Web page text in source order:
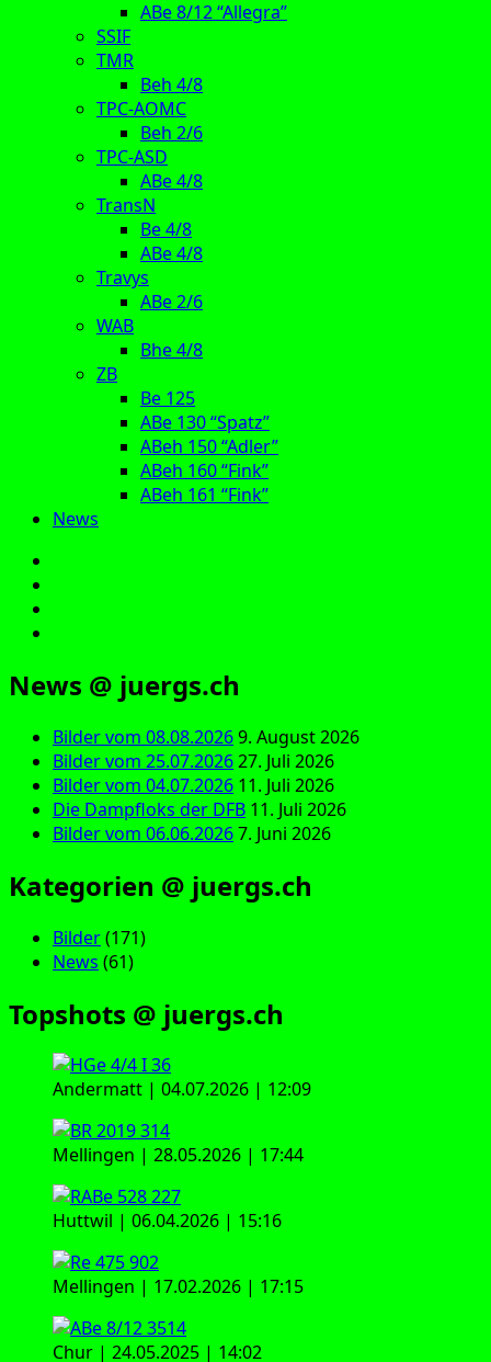
ABe 8/12 “Allegra”
SSIF
TMR
Beh 4/8
TPC-AOMC
Beh 2/6
TPC-ASD
ABe 4/8
TransN
Be 4/8
ABe 4/8
Travys
ABe 2/6
WAB
Bhe 4/8
ZB
Be 125
ABe 130 “Spatz”
ABeh 150 “Adler”
ABeh 160 “Fink”
ABeh 161 “Fink”
News
News @ juergs.ch
Bilder vom 08.08.20269. August 2026
Bilder vom 25.07.202627. Juli 2026
Bilder vom 04.07.2026 11. Juli 2026
Die Dampfloks der DFB 11. Juli 2026
Bilder vom 06.06.20267. Juni 2026
Kategorien @ juergs.ch
Bilder(171)
News (61)
Topshots @ juergs.ch
Andermatt | 04.07.2026 | 12:09
Mellingen | 28.05.2026 | 17:44
Huttwil | 06.04.2026 | 15:16
Mellingen | 17.02.2026 | 17:15
Chur | 24.05.2025 | 14:02